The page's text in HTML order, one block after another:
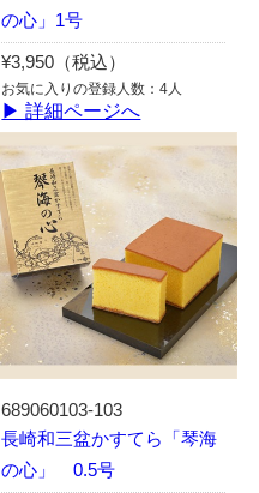
の心」1号
¥3,950（税込）
お気に入りの登録人数：4人
▶ 詳細ページへ
689060103-103
長崎和三盆かすてら「琴海
の心」 0.5号